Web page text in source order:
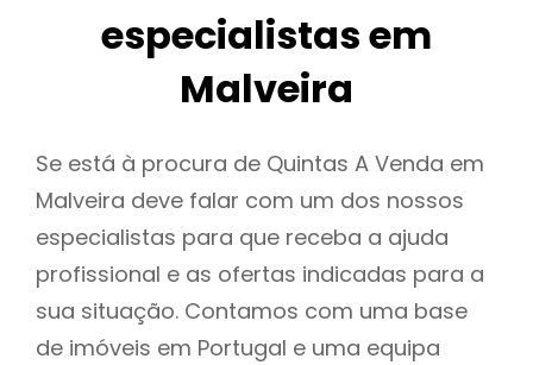
especialistas em
Malveira
Se está à procura de Quintas A Venda em
Malveira deve falar com um dos nossos
especialistas para que receba a ajuda
profissional e as ofertas indicadas para a
sua situação. Contamos com uma base
de imóveis em Portugal e uma equipa